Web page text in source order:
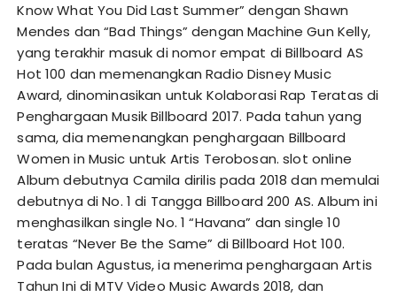
Know What You Did Last Summer” dengan Shawn
Mendes dan “Bad Things” dengan Machine Gun Kelly,
yang terakhir masuk di nomor empat di Billboard AS
Hot 100 dan memenangkan Radio Disney Music
Award, dinominasikan untuk Kolaborasi Rap Teratas di
Penghargaan Musik Billboard 2017. Pada tahun yang
sama, dia memenangkan penghargaan Billboard
Women in Music untuk Artis Terobosan.slot online
Album debutnya Camila dirilis pada 2018 dan memulai
debutnya di No. 1 di Tangga Billboard 200 AS. Album ini
menghasilkan single No. 1 “Havana” dan single 10
teratas “Never Be the Same” di Billboard Hot 100.
Pada bulan Agustus, ia menerima penghargaan Artis
Tahun Ini di MTV Video Music Awards 2018, dan